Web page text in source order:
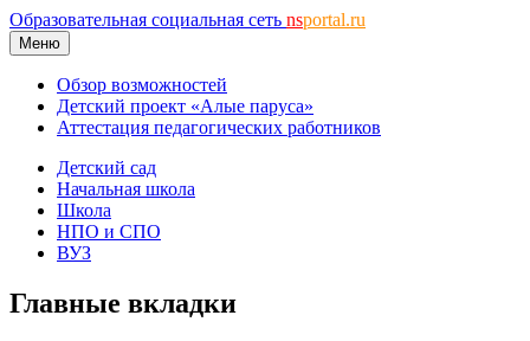
Образовательная социальная сеть nsportal.ru
Меню
Обзор возможностей
Детский проект «Алые паруса»
Аттестация педагогических работников
Детский сад
Начальная школа
Школа
НПО и СПО
ВУЗ
Главные вкладки